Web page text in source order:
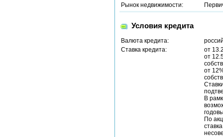
Рынок недвижимости:
Условия кредита
Валюта кредита:
Ставка кредита:
от
от
от
В
По